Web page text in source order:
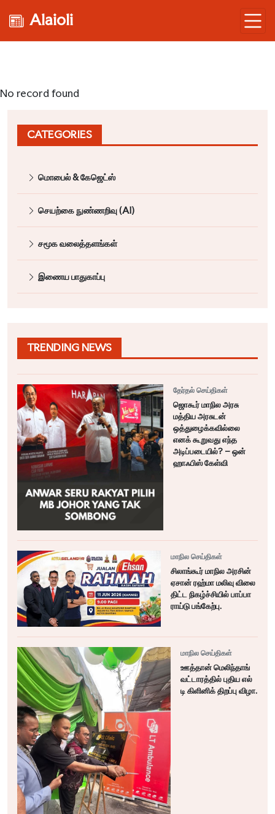
Alaioli
No record found
CATEGORIES
மொபைல் & கேஜெட்ஸ்
செயற்கை நுண்ணறிவு (AI)
சமூக வலைத்தளங்கள்
இணைய பாதுகாப்பு
TRENDING NEWS
தேர்தல் செய்திகள்
ஜொகூர் மாநில அரசு
மத்திய அரசுடன்
ஒத்துழைக்கவில்லை
எனக் கூறுவது எந்த
அடிப்படையில்? – ஒன்
ஹாஃபிஸ் கேள்வி
மாநில செய்திகள்
சிலாங்கூர் மாநில அரசின்
ஏசான் ரஹ்மா மலிவு விலை
திட்ட நிகழ்ச்சியில் பாப்பா
ராய்டு பங்கேற்பு.
மாநில செய்திகள்
ஊத்தான் மெலிந்தாங்
வட்டாரத்தில் புதிய எல்
டி கிளினிக் திறப்பு விழா.